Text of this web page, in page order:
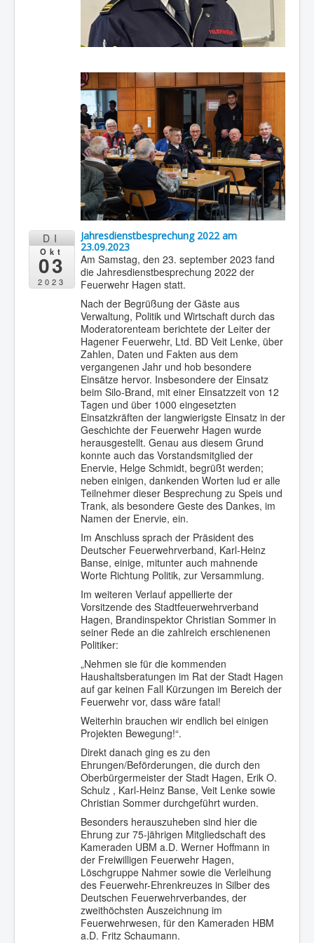
DI
Okt
03
2023
Jahresdienstbesprechung 2022 am
23.09.2023
Am Samstag, den 23. september 2023 fand
die Jahresdienstbesprechung 2022 der
Feuerwehr Hagen statt.
Nach der Begrüßung der Gäste aus
Verwaltung, Politik und Wirtschaft durch das
Moderatorenteam berichtete der Leiter der
Hagener Feuerwehr, Ltd. BD Veit Lenke, über
Zahlen, Daten und Fakten aus dem
vergangenen Jahr und hob besondere
Einsätze hervor. Insbesondere der Einsatz
beim Silo-Brand, mit einer Einsatzzeit von 12
Tagen und über 1000 eingesetzten
Einsatzkräften der langwierigste Einsatz in der
Geschichte der Feuerwehr Hagen wurde
herausgestellt. Genau aus diesem Grund
konnte auch das Vorstandsmitglied der
Enervie, Helge Schmidt, begrüßt werden;
neben einigen, dankenden Worten lud er alle
Teilnehmer dieser Besprechung zu Speis und
Trank, als besondere Geste des Dankes, im
Namen der Enervie, ein.
Im Anschluss sprach der Präsident des
Deutscher Feuerwehrverband, Karl-Heinz
Banse, einige, mitunter auch mahnende
Worte Richtung Politik, zur Versammlung.
Im weiteren Verlauf appellierte der
Vorsitzende des Stadtfeuerwehrverband
Hagen, Brandinspektor Christian Sommer in
seiner Rede an die zahlreich erschienenen
Politiker:
„Nehmen sie für die kommenden
Haushaltsberatungen im Rat der Stadt Hagen
auf gar keinen Fall Kürzungen im Bereich der
Feuerwehr vor, dass wäre fatal!
Weiterhin brauchen wir endlich bei einigen
Projekten Bewegung!“.
Direkt danach ging es zu den
Ehrungen/Beförderungen, die durch den
Oberbürgermeister der Stadt Hagen, Erik O.
Schulz , Karl-Heinz Banse, Veit Lenke sowie
Christian Sommer durchgeführt wurden.
Besonders herauszuheben sind hier die
Ehrung zur 75-jährigen Mitgliedschaft des
Kameraden UBM a.D. Werner Hoffmann in
der Freiwilligen Feuerwehr Hagen,
Löschgruppe Nahmer sowie die Verleihung
des Feuerwehr-Ehrenkreuzes in Silber des
Deutschen Feuerwehrverbandes, der
zweithöchsten Auszeichnung im
Feuerwehrwesen, für den Kameraden HBM
a.D. Fritz Schaumann.